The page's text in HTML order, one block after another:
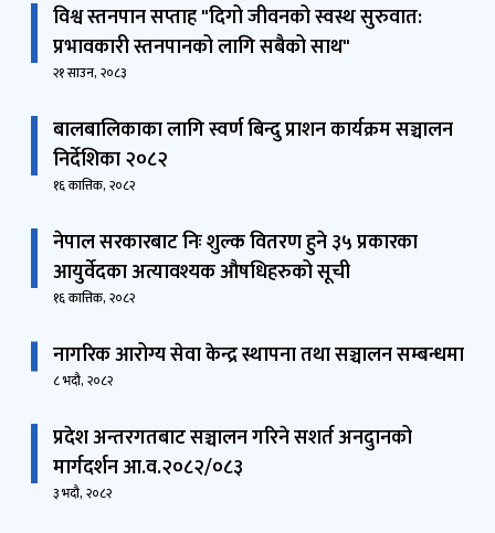
विश्व स्तनपान सप्ताह "दिगो जीवनको स्वस्थ सुरुवात:
प्रभावकारी स्तनपानको लागि सबैको साथ"
२१ साउन, २०८३
बालबालिकाका लागि स्वर्ण बिन्दु प्राशन कार्यक्रम सञ्चालन
निर्देशिका २०८२
१६ कात्तिक, २०८२
नेपाल सरकारबाट निः शुल्क वितरण हुने ३५ प्रकारका
आयुर्वेदका अत्यावश्यक औषधिहरुको सूची
१६ कात्तिक, २०८२
नागरिक आरोग्य सेवा केन्द्र स्थापना तथा सञ्चालन सम्बन्धमा
८ भदौ, २०८२
प्रदेश अन्तरगतबाट सञ्चालन गरिने सशर्त अनदुानको
मार्गदर्शन आ.व.२०८२/०८३
३ भदौ, २०८२